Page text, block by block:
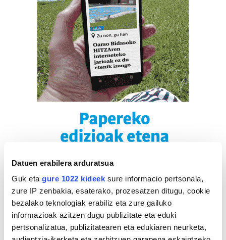
Datuen erabilera arduratsua
Guk eta gure 1022 kideek sure informacio pertsonala,
zure IP zenbakia, esaterako, prozesatzen ditugu, cookie
bezalako teknologiak erabiliz eta zure gailuko
informazioak azitzen dugu publizitate eta eduki
pertsonalizatua, publizitatearen eta edukiaren neurketa,